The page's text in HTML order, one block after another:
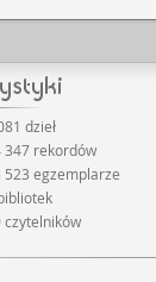
dzieł
347 rekordów
523 egzemplarze
czytelników